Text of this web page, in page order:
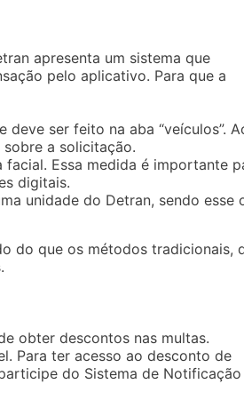
apresenta um sistema que
pelo aplicativo. Para que a
ser feito na aba “veículos”.
a solicitação.
Essa medida é importante
digitais.
unidade do Detran, sendo esse
do que os métodos tradicionais,
obter descontos nas multas.
Para ter acesso ao desconto de
do Sistema de Notificação